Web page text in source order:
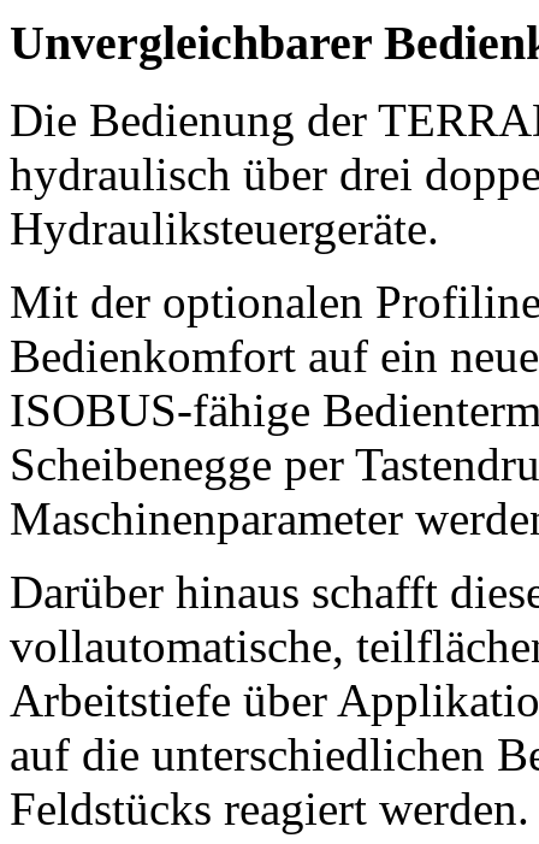
Unvergleichbarer
Die Bedienung der
hydraulisch über drei
Hydrauliksteuergeräte.
Mit der optionalen
Bedienkomfort auf ein
ISOBUS-fähige
Scheibenegge per
Maschinenparameter
Darüber hinaus schafft
vollautomatische,
Arbeitstiefe über
auf die unterschiedlichen
Feldstücks reagiert werden.